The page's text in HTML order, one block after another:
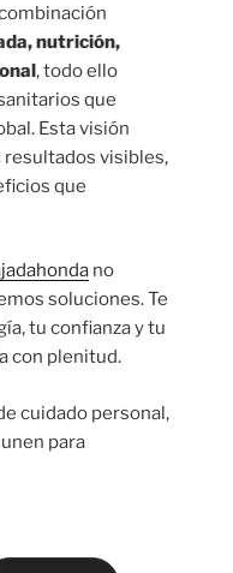
nutrición,
, todo ello
que
Esta visión
visibles,
que
no
soluciones. Te
tu confianza y tu
con plenitud.
cuidado personal,
para